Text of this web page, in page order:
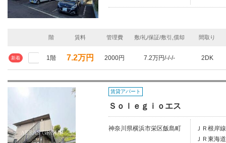
階 賃料 管理費 敷/礼/保証/敷引,償却 間取り
新着 1階 7.2万円 2000円 7.2万円/-/-/- 2DK
賃貸アパート
Ｓｏｌｅｇｉｏエス
神奈川県横浜市栄区飯島町
ＪＲ根岸
ＪＲ東海